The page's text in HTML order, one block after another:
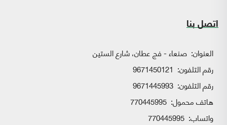
اتصل بنا
العنوان: صنعاء - فج عطان، شارع الستين
رقم التلفون: 9671450121
رقم التلفون: 9671445993
هاتف محمول: 770445995
واتساب: